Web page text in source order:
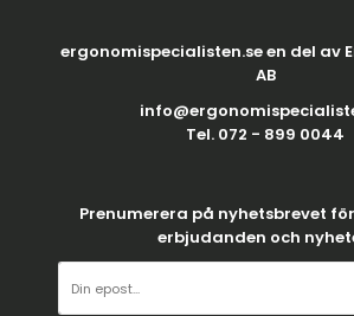
ergonomispecialisten.se en del av
AB
Tel. 072 - 899 0044
Prenumerera på nyhetsbrevet
erbjudanden och